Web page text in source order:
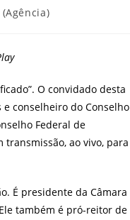
O convidado desta
e conselheiro do Conselho
Federal de
ao vivo, para
É presidente da Câmara
também é pró-reitor de